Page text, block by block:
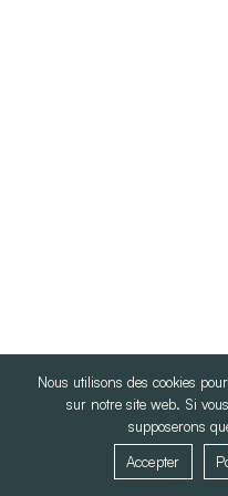
Nous utilisons des cookies
sur notre site web. Si
supposerons
Accepter